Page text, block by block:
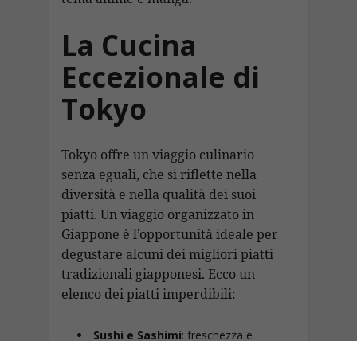
La Cucina
Eccezionale di
Tokyo
Tokyo offre un viaggio culinario
senza eguali, che si riflette nella
diversità e nella qualità dei suoi
piatti. Un viaggio organizzato in
Giappone è l’opportunità ideale per
degustare alcuni dei migliori piatti
tradizionali giapponesi. Ecco un
elenco dei piatti imperdibili:
Sushi e Sashimi: freschezza e